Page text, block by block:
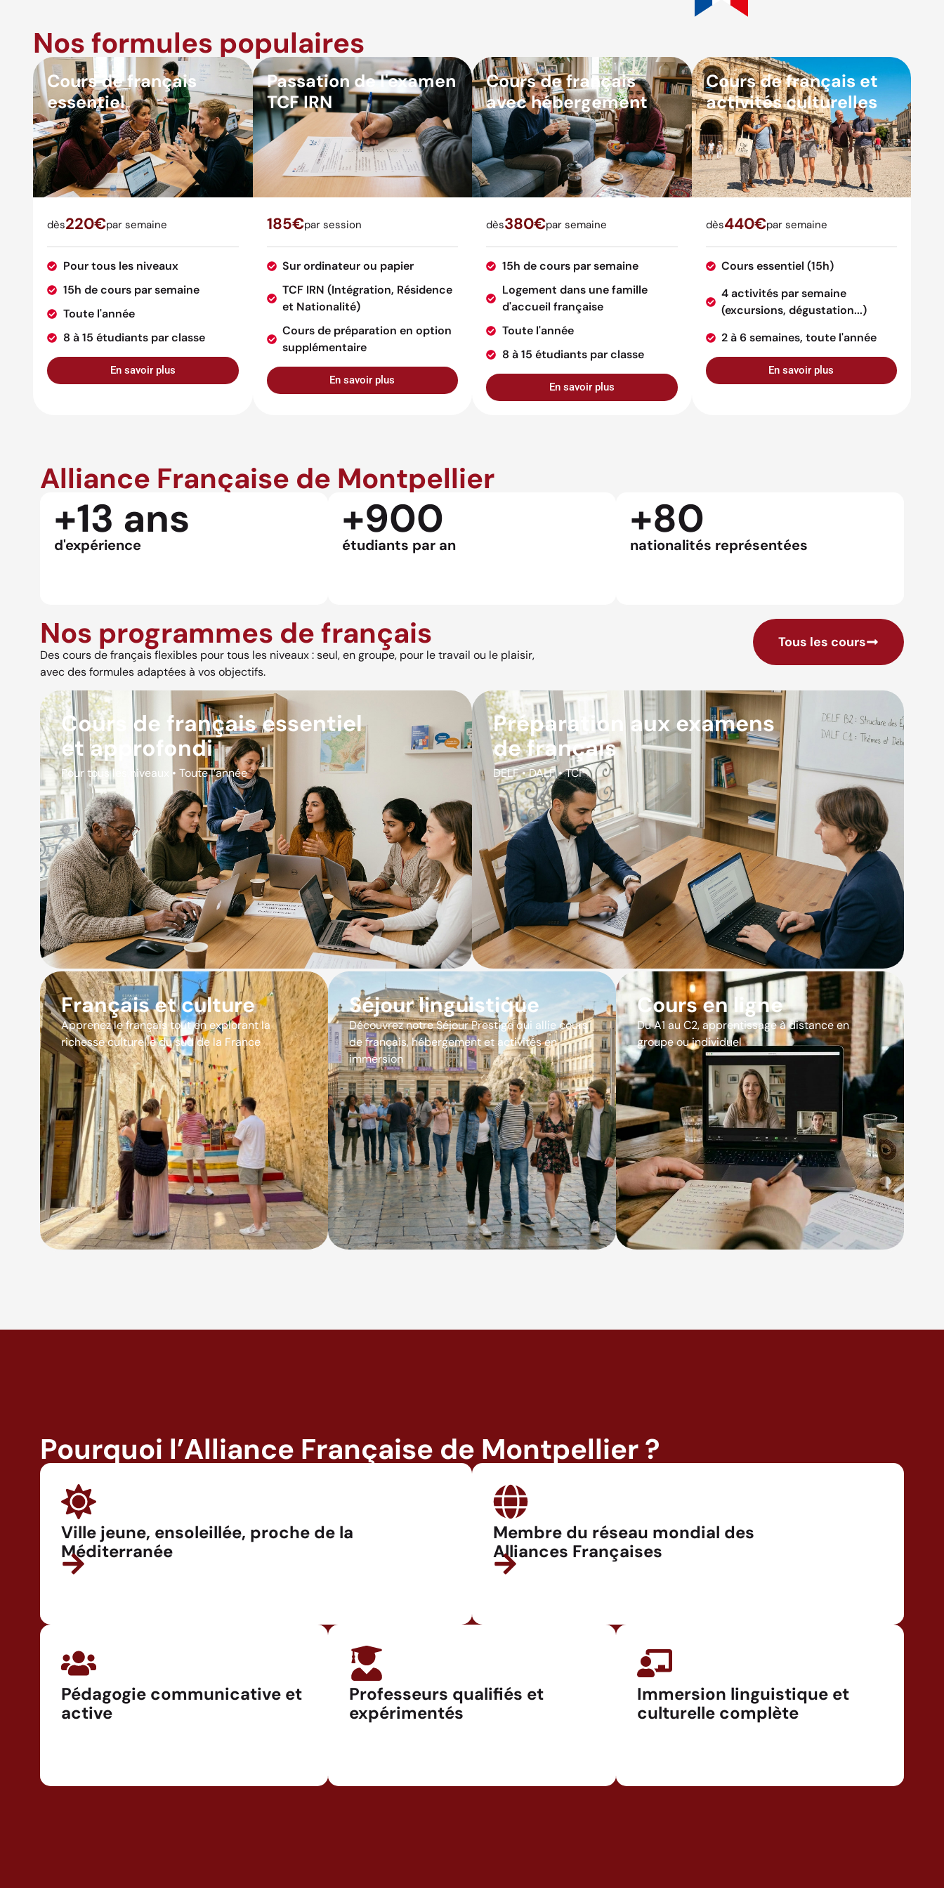
Nos formules populaires
Cours de français
essentiel
dès220€par semaine
Pour tous les niveaux
15h de cours par semaine
Toute l'année
8 à 15 étudiants par classe
En savoir plus
Passation de l'examen
TCF IRN
185€par session
Sur ordinateur ou papier
TCF IRN (Intégration, Résidence
et Nationalité)
Cours de préparation en option
supplémentaire
En savoir plus
Cours de français
avec hébergement
dès380€par semaine
15h de cours par semaine
Logement dans une famille
d'accueil française
Toute l'année
8 à 15 étudiants par classe
En savoir plus
Cours de français et
activités culturelles
dès440€par semaine
Cours essentiel (15h)
4 activités par semaine
(excursions, dégustation...)
2 à 6 semaines, toute l'année
En savoir plus
Alliance Française de Montpellier
+13 ans
d'expérience
+900
étudiants par an
+80
nationalités représentées
Nos programmes de français
Des cours de français flexibles pour tous les niveaux : seul, en groupe, pour le travail ou le plaisir,
avec des formules adaptées à vos objectifs.
Tous les cours
Cours de français essentiel
et approfondi
Pour tous les niveaux • Toute l’année
Préparation aux examens
de français
DELF • DALF • TCF
Français et culture
Apprenez le français tout en explorant la
richesse culturelle du sud de la France
Séjour linguistique
Découvrez notre Séjour Prestige qui allie cours
de français, hébergement et activités en
immersion
Cours en ligne
Du A1 au C2, apprentissage à distance en
groupe ou individuel
Pourquoi l’Alliance Française de Montpellier ?
Ville jeune, ensoleillée, proche de la
Méditerranée
Membre du réseau mondial des
Alliances Françaises
Pédagogie communicative et
active
Professeurs qualifiés et
expérimentés
Immersion linguistique et
culturelle complète